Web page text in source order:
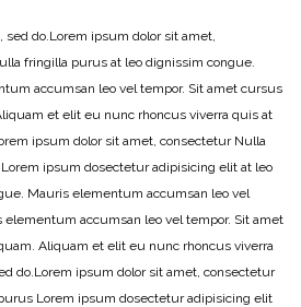
sed do.Lorem ipsum dolor sit amet,
fringilla purus at leo dignissim congue.
accumsan leo vel tempor. Sit amet cursus
et elit eu nunc rhoncus viverra quis at
ipsum dolor sit amet, consectetur Nulla
ipsum dosectetur adipisicing elit at leo
Mauris elementum accumsan leo vel
elementum accumsan leo vel tempor. Sit amet
Aliquam et elit eu nunc rhoncus viverra
do.Lorem ipsum dolor sit amet, consectetur
Lorem ipsum dosectetur adipisicing elit